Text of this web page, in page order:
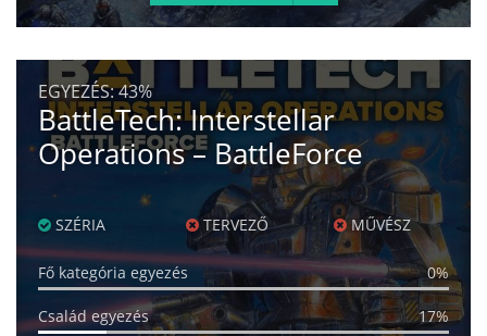
EGYEZÉS:43%
BattleTech: Interstellar
Operations – BattleForce
SZÉRIA TERVEZŐ MŰVÉSZ
Fő kategória egyezés 0%
Család egyezés 17%